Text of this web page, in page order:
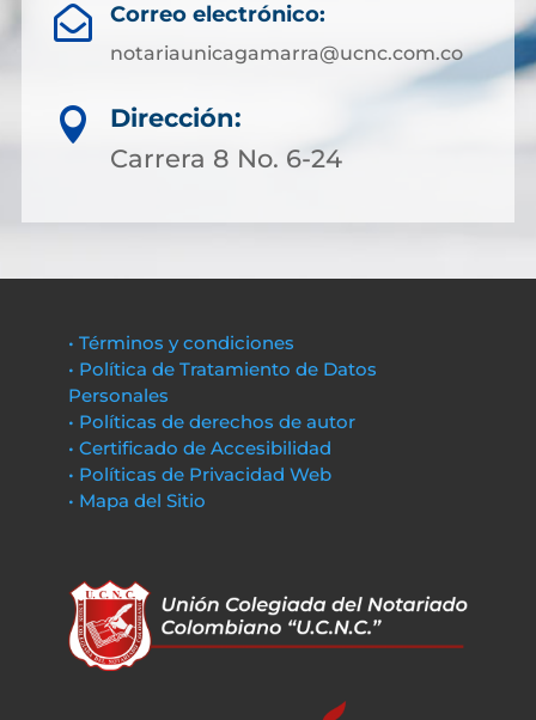
 Correo electrónico:
notariaunicagamarra@ucnc.com.co

Dirección:
Carrera 8 No. 6-24
• Términos y condiciones
• Política de Tratamiento de Datos
Personales
• Políticas de derechos de autor
• Certificado de Accesibilidad
• Políticas de Privacidad Web
• Mapa del Sitio